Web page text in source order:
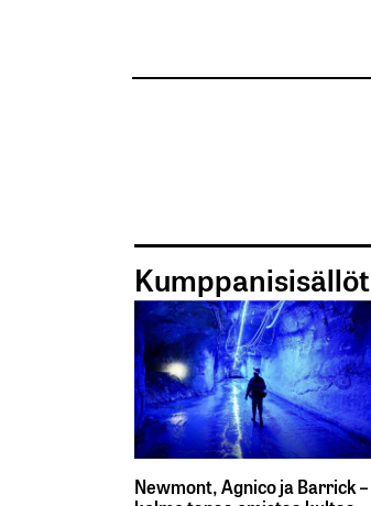
Kumppanisisällöt
Newmont, Agnico ja Barrick –